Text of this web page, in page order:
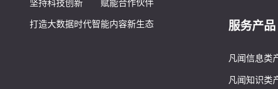
打造大数据时代智能内容新生态 服务产品
凡闻信息类
凡闻知识类